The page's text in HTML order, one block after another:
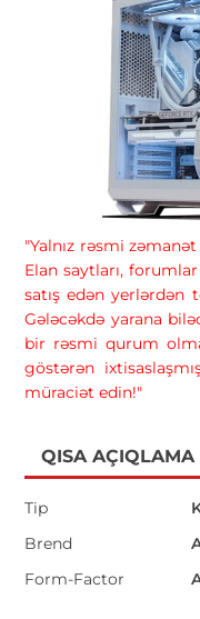
"Yalnız rəsmi
Elan saytları,
satış edən yerlərdən
Gələcəkdə yarana
bir rəsmi qurum
göstərən
müraciət edin!"
QISA AÇIQLAMA
Tip
Brend
Form-Factor